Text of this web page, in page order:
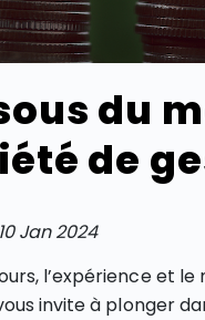
du
de
10 Jan 2024
l’expérience et le
invite à plonger